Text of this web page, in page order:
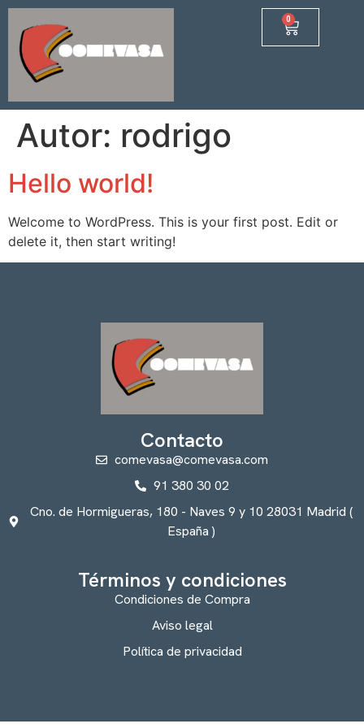
0
Autor: rodrigo
Hello world!
Welcome to WordPress. This is your first post. Edit or
delete it, then start writing!
Contacto
comevasa@comevasa.com
91 380 30 02
Cno. de Hormigueras, 180 - Naves 9 y 10 28031 Madrid (
España )
Términos y condiciones
Condiciones de Compra
Aviso legal
Política de privacidad